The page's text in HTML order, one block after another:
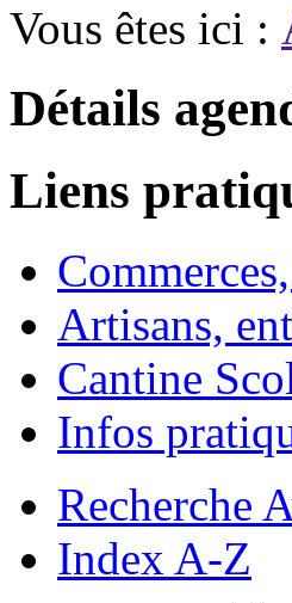
Vous êtes ici :
Détails
Liens
Artisans,
Cantine
Infos
Recherche
Index A-Z